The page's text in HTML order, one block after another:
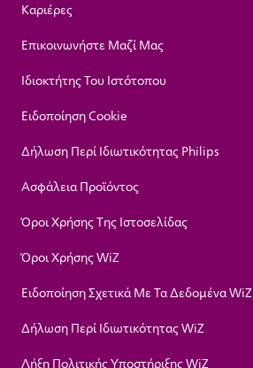
Καριέρες
Επικοινωνήστε Μαζί Μας
Ιδιοκτήτης Του Ιστότοπου
Ειδοποίηση Cookie
Δήλωση Περί Ιδιωτικότητας Philips
Ασφάλεια Προϊόντος
Όροι Χρήσης Της Ιστοσελίδας
Όροι Χρήσης WiZ
Ειδοποίηση Σχετικά Με Τα Δεδομένα WiZ
Δήλωση Περί Ιδιωτικότητας WiZ